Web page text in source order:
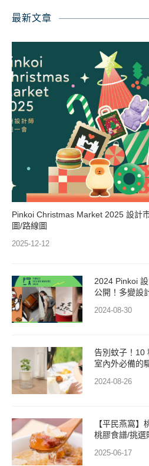
最新文章
Pinkoi Christmas Market 2025 設計
圖/路線圖
2025-12-12
2024 Pinkoi
公開！多變設
2024-08-30
告別蚊子！10
室內外必備的
2024-08-26
【平民燕窩
桃膠食譜/挑選
2025-06-17